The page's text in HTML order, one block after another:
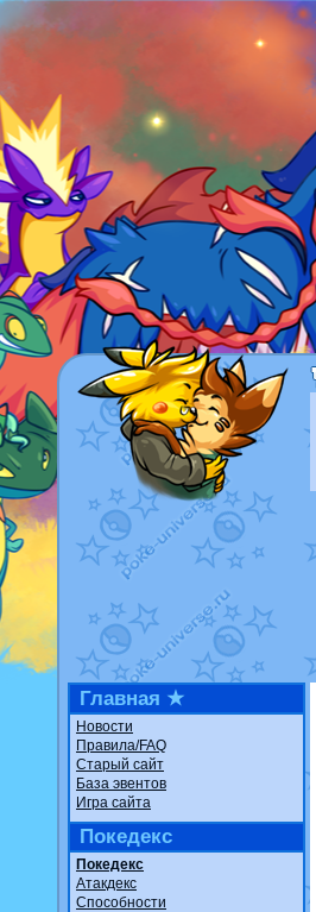
Главная ★
Новости
Правила/FAQ
Старый сайт
База эвентов
Игра сайта
Покедекс
Покедекс
Атакдекс
Способности